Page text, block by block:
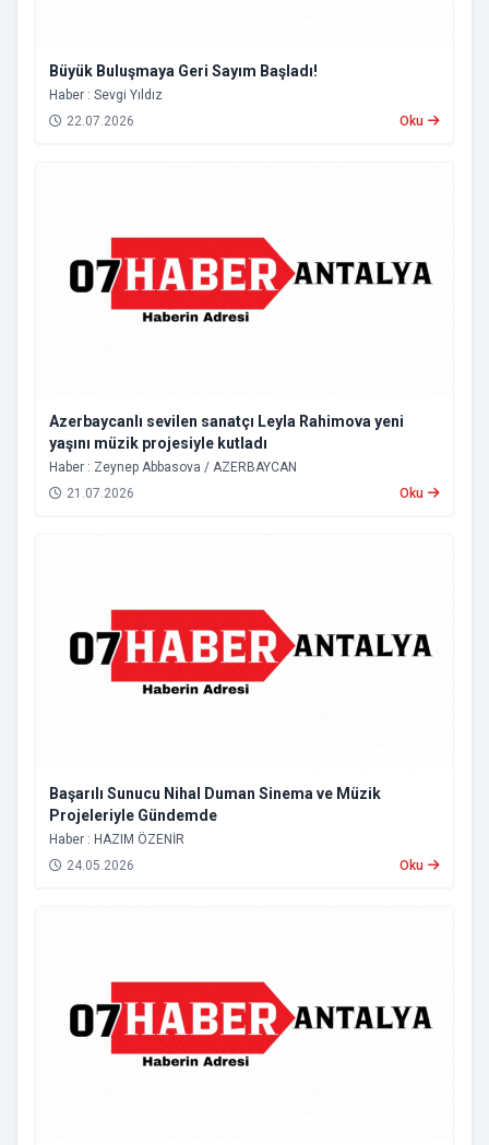
Büyük Buluşmaya Geri Sayım Başladı!
Haber : Sevgi Yıldız
22.07.2026
Oku
Azerbaycanlı sevilen sanatçı Leyla Rahimova yeni
yaşını müzik projesiyle kutladı
Haber : Zeynep Abbasova / AZERBAYCAN
21.07.2026
Oku
Başarılı Sunucu Nihal Duman Sinema ve Müzik
Projeleriyle Gündemde
Haber : HAZIM ÖZENİR
24.05.2026
Oku